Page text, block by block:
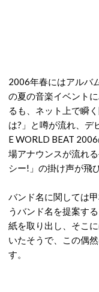
2006年春にはアルバ
の夏の音楽イベント
るも、ネット上で瞬
は?」と噂が流れ、デ
E WORLD BEAT
場アナウンスが流れ
シー!」の掛け声が飛
バンド名に関しては
うバンド名を提案す
紙を取り出し、そこ
いたそうで、この偶
す。